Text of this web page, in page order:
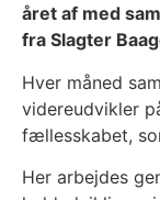
året af med
fra Slagter
Hver måned
videreudvikler
fællesskabet,
Her arbejdes